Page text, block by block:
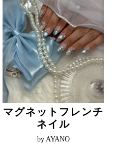
マグネットフレンチ
ネイル
by AYANO